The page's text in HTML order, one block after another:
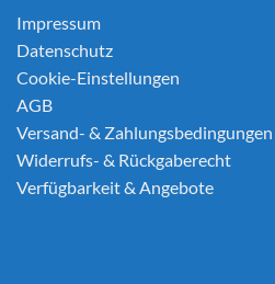
Impressum
Datenschutz
Cookie-Einstellungen
AGB
Versand- & Zahlungsbedingungen
Widerrufs- & Rückgaberecht
Verfügbarkeit & Angebote